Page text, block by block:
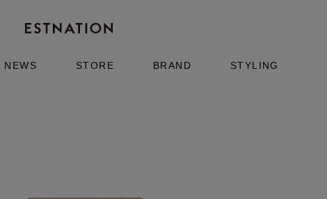
NEWS STORE BRAND STYLING